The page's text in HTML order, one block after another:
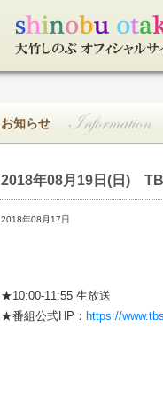
お知らせ
2018年08月19日(日)
2018年08月17日
★10:00-11:55 生放送
★番組公式HP： https://